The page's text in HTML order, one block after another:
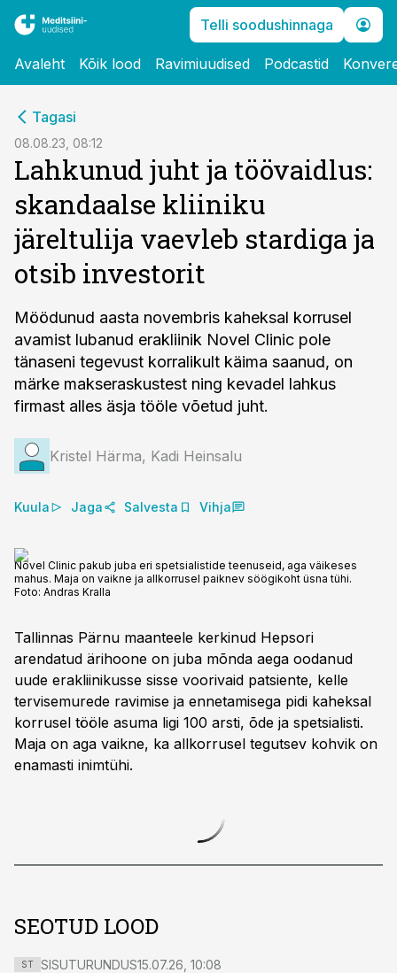
Telli soodushinnaga
Avaleht Kõik lood Ravimiuudised Podcastid
Tagasi
08.08.23, 08:12
Lahkunud juht ja töövaidlus:
skandaalse kliiniku
järeltulija vaevleb stardiga ja
otsib investorit
Möödunud aasta novembris kaheksal korrusel
avamist lubanud erakliinik Novel Clinic pole
tänaseni tegevust korralikult käima saanud, on
märke makseraskustest ning kevadel lahkus
firmast alles äsja tööle võetud juht.
Kristel Härma, Kadi Heinsalu
Kuula Jaga Salvesta Vihja
Novel Clinic pakub juba eri spetsialistide teenuseid, aga väikeses
mahus. Maja on vaikne ja allkorrusel paiknev söögikoht üsna tühi.
Foto: Andras Kralla
Tallinnas Pärnu maanteele kerkinud Hepsori
arendatud ärihoone on juba mõnda aega oodanud
uude erakliinikusse sisse voorivaid patsiente, kelle
tervisemurede ravimise ja ennetamisega pidi kaheksal
korrusel tööle asuma ligi 100 arsti, õde ja spetsialisti.
Maja on aga vaikne, ka allkorrusel tegutsev kohvik on
enamasti inimtühi.
SEOTUD LOOD
ST SISUTURUNDUS15.07.26, 10:08